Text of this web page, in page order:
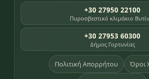
+30 27950 22100
Πυροσβεστικό κλιμάκιο
+30 27953 60300
Δήμος Γορτυνίας
Πολιτική Απορρήτου Όροι